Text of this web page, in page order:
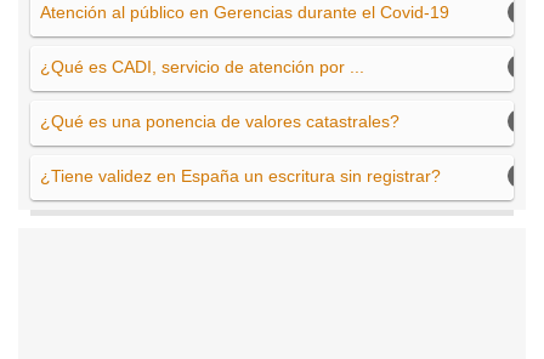
Atención al público en Gerencias durante el Covid-19
¿Qué es CADI, servicio de atención por ...
¿Qué es una ponencia de valores catastrales?
¿Tiene validez en España un escritura sin registrar?